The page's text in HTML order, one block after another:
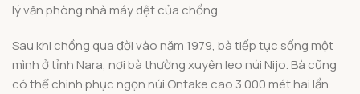
lý văn phòng nhà máy dệt của chồng.
Sau khi chồng qua đời vào năm 1979, bà tiếp tục sống một
mình ở tỉnh Nara, nơi bà thường xuyên leo núi Nijo. Bà cũng
có thể chinh phục ngọn núi Ontake cao 3.000 mét hai lần.